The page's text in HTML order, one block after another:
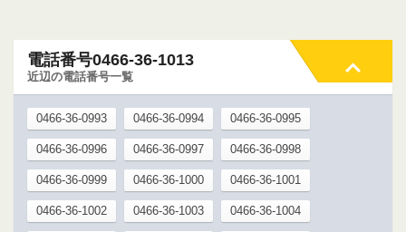
電話番号0466-36-1013
近辺の電話番号一覧
0466-36-0993 0466-36-0994 0466-36-0995
0466-36-0996 0466-36-0997 0466-36-0998
0466-36-0999 0466-36-1000 0466-36-1001
0466-36-1002 0466-36-1003 0466-36-1004